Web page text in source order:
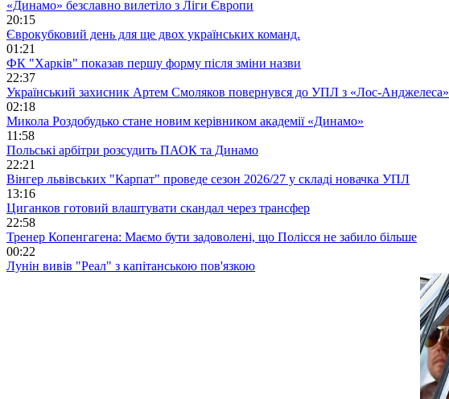
«Динамо» безславно вилетіло з Ліги Європи
20:15
Єврокубковий день для ще двох українських команд.
01:21
ФК "Харків" показав першу форму після зміни назви
22:37
Український захисник Артем Смоляков повернувся до УПЛ з «Лос-Анджелеса»
02:18
Микола Роздобудько стане новим керівником академії «Динамо»
11:58
Польські арбітри розсудить ПАОК та Динамо
22:21
Вінгер львівських "Карпат" проведе сезон 2026/27 у складі новачка УПЛ
13:16
Циганков готовий влаштувати скандал через трансфер
22:58
Тренер Копенгагена: Маємо бути задоволені, що Полісся не забило більше
00:22
Лунін вивів "Реал" з капітанською пов'язкою